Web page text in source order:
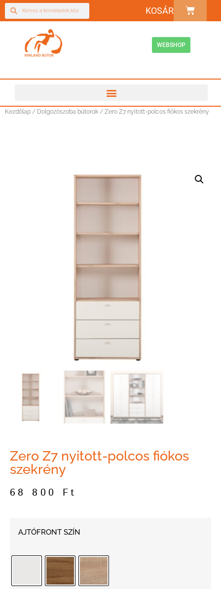
KOSÁR
WEBSHOP
Kezdőlap / Dolgozószoba bútorok / Zero Z7 nyitott-polcos fiókos szekrény
Zero Z7 nyitott-polcos fiókos
szekrény
68 800 Ft
AJTÓFRONT SZÍN